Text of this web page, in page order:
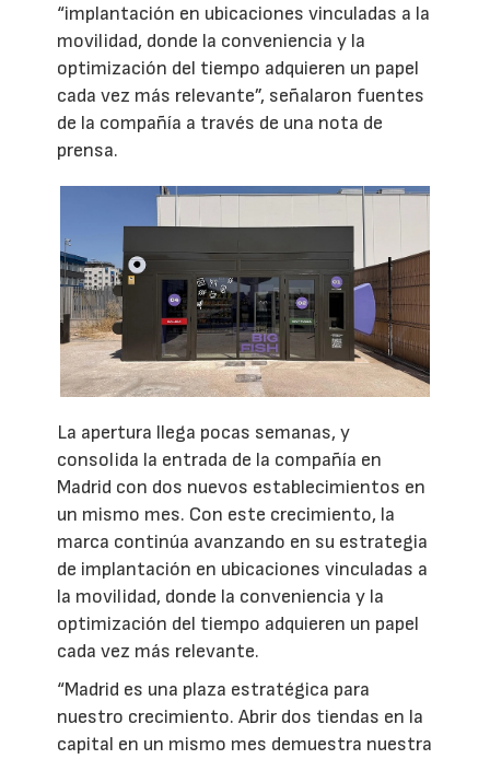
“implantación en ubicaciones vinculadas a la
movilidad, donde la conveniencia y la
optimización del tiempo adquieren un papel
cada vez más relevante”, señalaron fuentes
de la compañía a través de una nota de
prensa.
La apertura llega pocas semanas, y
consolida la entrada de la compañía en
Madrid con dos nuevos establecimientos en
un mismo mes. Con este crecimiento, la
marca continúa avanzando en su estrategia
de implantación en ubicaciones vinculadas a
la movilidad, donde la conveniencia y la
optimización del tiempo adquieren un papel
cada vez más relevante.
“Madrid es una plaza estratégica para
nuestro crecimiento. Abrir dos tiendas en la
capital en un mismo mes demuestra nuestra